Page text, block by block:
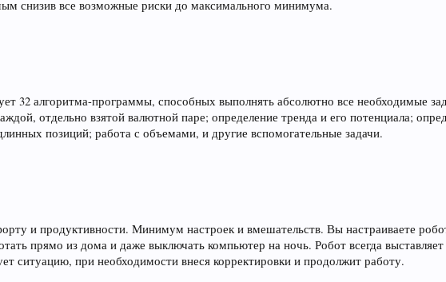
снизив все возможные риски до максимального минимума.
32 алгоритма-программы, способных выполнять абсолютно все необходимые
отдельно взятой валютной паре; определение тренда и его потенциала;
позиций; работа с объемами, и другие вспомогательные задачи.
и продуктивности. Минимум настроек и вмешательств. Вы настраиваете
прямо из дома и даже выключать компьютер на ночь. Робот всегда
ситуацию, при необходимости внеся корректировки и продолжит работу.